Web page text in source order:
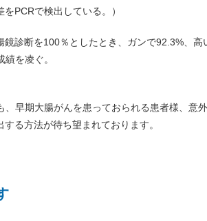
をPCRで検出している。）
鏡診断を100％としたとき、ガンで92.3%、
績を凌ぐ。
、早期大腸がんを患っておられる患者様、意
する方法が待ち望まれております。